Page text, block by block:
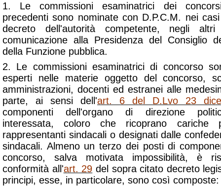
1. Le commissioni esaminatrici dei
precedenti sono nominate con D.P.C.M. nei
decreto dell'autorità competente, negli
comunicazione alla Presidenza del Consiglio
della Funzione pubblica.
2. Le commissioni esaminatrici di concorso
esperti nelle materie oggetto del concorso,
amministrazioni, docenti ed estranei alle
parte, ai sensi dell'art. 6 del D.Lvo 23
componenti dell'organo di direzione
interessata, coloro che ricoprano
rappresentanti sindacali o designati dalle
sindacali. Almeno un terzo dei posti di
concorso, salva motivata impossibilità, è
conformità all'art. 29 del sopra citato decreto
principi, esse, in particolare, sono così composte: